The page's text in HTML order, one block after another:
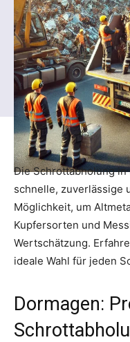
Die Schrottabholung
schnelle, zuverlässige
Möglichkeit, um
Kupfersorten und
Wertschätzung.
ideale Wahl für jeden
Dormagen: